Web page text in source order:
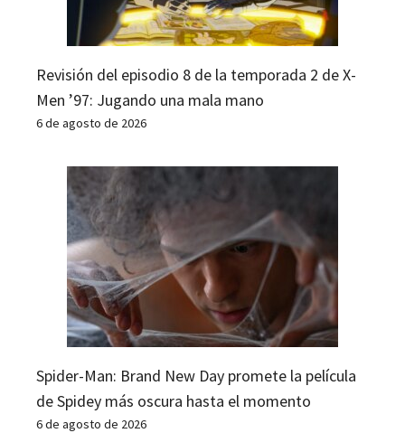
Revisión del episodio 8 de la temporada 2 de X-
Men ’97: Jugando una mala mano
6 de agosto de 2026
Spider-Man: Brand New Day promete la película
de Spidey más oscura hasta el momento
6 de agosto de 2026